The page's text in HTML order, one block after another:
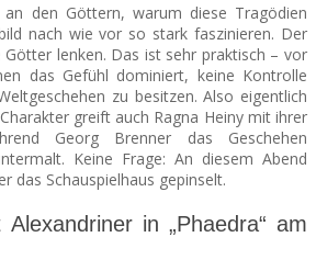
den Göttern, warum diese Tragödien
nach wie vor so stark faszinieren. Der
lenken. Das ist sehr praktisch – vor
das Gefühl dominiert, keine Kontrolle
zu besitzen. Also eigentlich
greift auch Ragna Heiny mit ihrer
Georg Brenner das Geschehen
Keine Frage: An diesem Abend
das Schauspielhaus gepinselt.
in „Phaedra“ am